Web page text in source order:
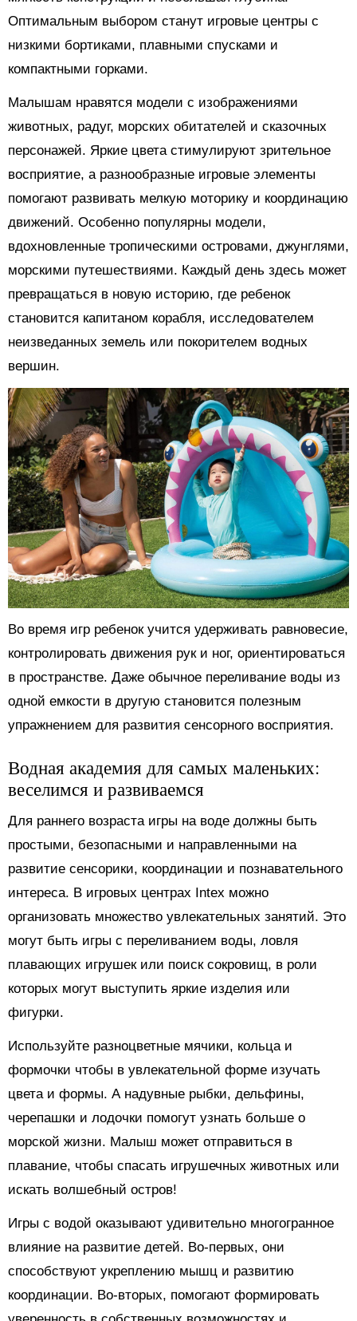
Оптимальным выбором станут игровые центры с
низкими бортиками, плавными спусками и
компактными горками.
Малышам нравятся модели с изображениями
животных, радуг, морских обитателей и сказочных
персонажей. Яркие цвета стимулируют зрительное
восприятие, а разнообразные игровые элементы
помогают развивать мелкую моторику и координацию
движений. Особенно популярны модели,
вдохновленные тропическими островами, джунглями,
морскими путешествиями. Каждый день здесь может
превращаться в новую историю, где ребенок
становится капитаном корабля, исследователем
неизведанных земель или покорителем водных
вершин.
Во время игр ребенок учится удерживать равновесие,
контролировать движения рук и ног, ориентироваться
в пространстве. Даже обычное переливание воды из
одной емкости в другую становится полезным
упражнением для развития сенсорного восприятия.
Водная академия для самых маленьких:
веселимся и развиваемся
Для раннего возраста игры на воде должны быть
простыми, безопасными и направленными на
развитие сенсорики, координации и познавательного
интереса. В игровых центрах Intex можно
организовать множество увлекательных занятий. Это
могут быть игры с переливанием воды, ловля
плавающих игрушек или поиск сокровищ, в роли
которых могут выступить яркие изделия или
фигурки.
Используйте разноцветные мячики, кольца и
формочки чтобы в увлекательной форме изучать
цвета и формы. А надувные рыбки, дельфины,
черепашки и лодочки помогут узнать больше о
морской жизни. Малыш может отправиться в
плавание, чтобы спасать игрушечных животных или
искать волшебный остров!
Игры с водой оказывают удивительно многогранное
влияние на развитие детей. Во-первых, они
способствуют укреплению мышц и развитию
координации. Во-вторых, помогают формировать